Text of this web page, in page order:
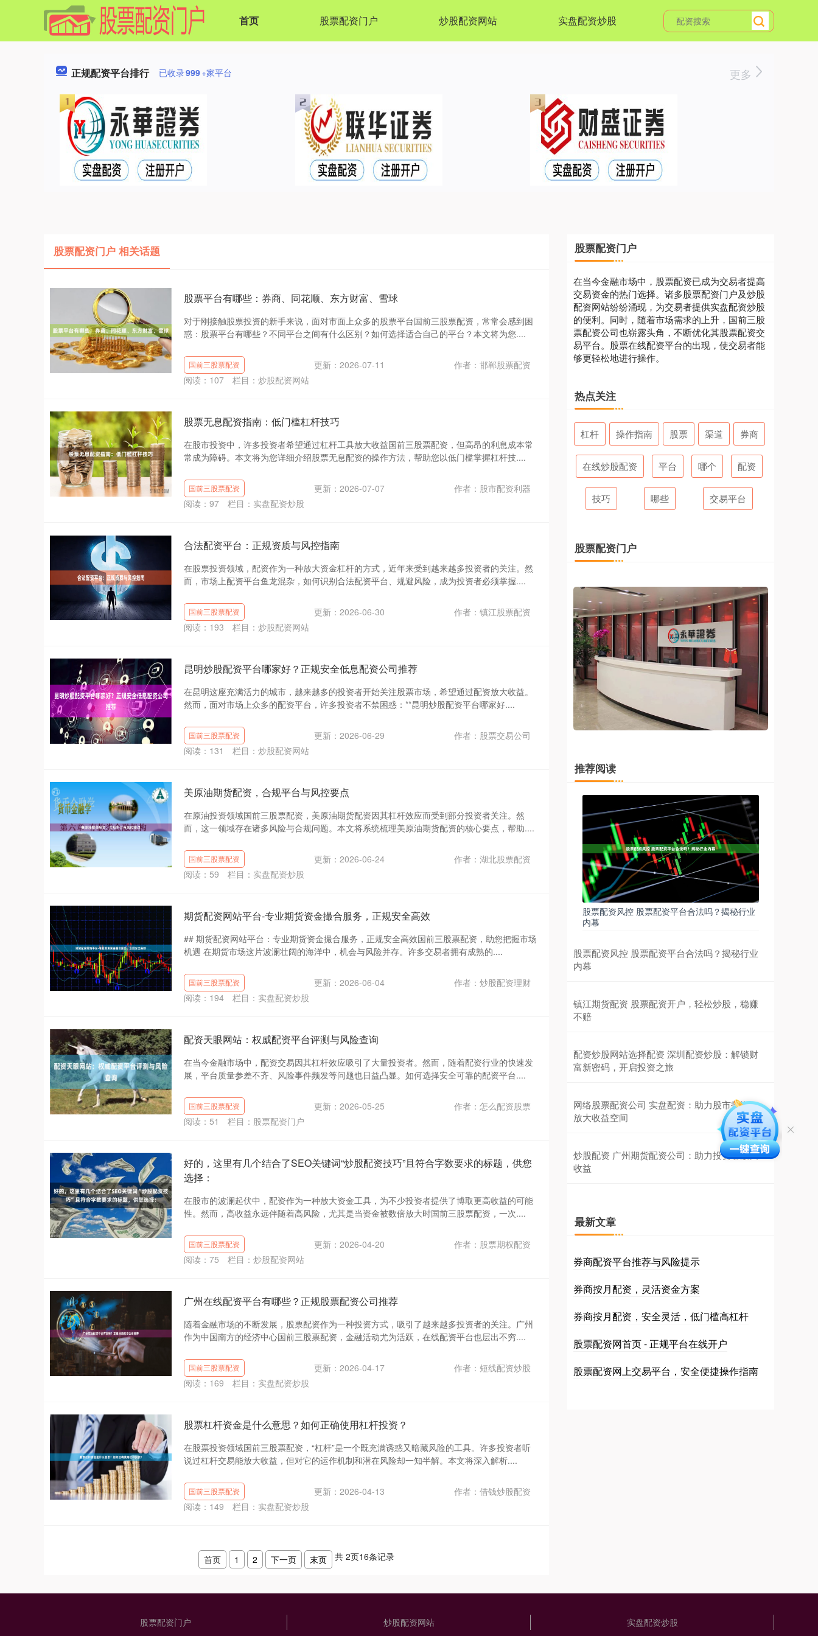
首页 股票配资门户 炒股配资网站 实盘配资炒股
正规配资平台排行 已收录999+家平台 更多
股票配资门户 相关话题
股票平台有哪些：券商、同花顺、东方财富、雪球
对于刚接触股票投资的新手来说，面对市面上众多的股票平台国前三股票配资，常常会感到困
惑：股票平台有哪些？不同平台之间有什么区别？如何选择适合自己的平台？本文将为您....
国前三股票配资 更新：2026-07-11
作者：邯郸股票配资
阅读： 107 栏目： 炒股配资网站
股票无息配资指南：低门槛杠杆技巧
在股市投资中，许多投资者希望通过杠杆工具放大收益国前三股票配资，但高昂的利息成本常
常成为障碍。本文将为您详细介绍股票无息配资的操作方法，帮助您以低门槛掌握杠杆技....
国前三股票配资 更新：2026-07-07
作者：股市配资利器
阅读： 97 栏目： 实盘配资炒股
合法配资平台：正规资质与风控指南
在股票投资领域，配资作为一种放大资金杠杆的方式，近年来受到越来越多投资者的关注。然
而，市场上配资平台鱼龙混杂，如何识别合法配资平台、规避风险，成为投资者必须掌握....
国前三股票配资 更新：2026-06-30
作者：镇江股票配资
阅读： 193 栏目： 炒股配资网站
昆明炒股配资平台哪家好？正规安全低息配资公司推荐
在昆明这座充满活力的城市，越来越多的投资者开始关注股票市场，希望通过配资放大收益。
然而，面对市场上众多的配资平台，许多投资者不禁困惑：**昆明炒股配资平台哪家好....
国前三股票配资 更新：2026-06-29
作者：股票交易公司
阅读： 131 栏目： 炒股配资网站
美原油期货配资，合规平台与风控要点
在原油投资领域国前三股票配资，美原油期货配资因其杠杆效应而受到部分投资者关注。然
而，这一领域存在诸多风险与合规问题。本文将系统梳理美原油期货配资的核心要点，帮助....
国前三股票配资 更新：2026-06-24
作者：湖北股票配资
阅读： 59 栏目： 实盘配资炒股
期货配资网站平台-专业期货资金撮合服务，正规安全高效
## 期货配资网站平台：专业期货资金撮合服务，正规安全高效国前三股票配资，助您把握市场
机遇 在期货市场这片波澜壮阔的海洋中，机会与风险并存。许多交易者拥有成熟的....
国前三股票配资 更新：2026-06-04
作者：炒股配资理财
阅读： 194 栏目： 实盘配资炒股
配资天眼网站：权威配资平台评测与风险查询
在当今金融市场中，配资交易因其杠杆效应吸引了大量投资者。然而，随着配资行业的快速发
展，平台质量参差不齐、风险事件频发等问题也日益凸显。如何选择安全可靠的配资平台....
国前三股票配资 更新：2026-05-25
作者：怎么配资股票
阅读： 51 栏目： 股票配资门户
好的，这里有几个结合了SEO关键词“炒股配资技巧”且符合字数要求的标题，供您
选择：
在股市的波澜起伏中，配资作为一种放大资金工具，为不少投资者提供了博取更高收益的可能
性。然而，高收益永远伴随着高风险，尤其是当资金被数倍放大时国前三股票配资，一次....
国前三股票配资 更新：2026-04-20
作者：股票期权配资
阅读： 75 栏目： 炒股配资网站
广州在线配资平台有哪些？正规股票配资公司推荐
随着金融市场的不断发展，股票配资作为一种投资方式，吸引了越来越多投资者的关注。广州
作为中国南方的经济中心国前三股票配资，金融活动尤为活跃，在线配资平台也层出不穷....
国前三股票配资 更新：2026-04-17
作者：短线配资炒股
阅读： 169 栏目： 实盘配资炒股
股票杠杆资金是什么意思？如何正确使用杠杆投资？
在股票投资领域国前三股票配资，“杠杆”是一个既充满诱惑又暗藏风险的工具。许多投资者听
说过杠杆交易能放大收益，但对它的运作机制和潜在风险却一知半解。本文将深入解析....
国前三股票配资 更新：2026-04-13
作者：借钱炒股配资
阅读： 149 栏目： 实盘配资炒股
首页 1 2 下一页 末页 共 2页16条记录
股票配资门户
在当今金融市场中，股票配资已成为交易者提高
交易资金的热门选择。诸多股票配资门户及炒股
配资网站纷纷涌现，为交易者提供实盘配资炒股
的便利。同时，随着市场需求的上升，国前三股
票配资公司也崭露头角，不断优化其股票配资交
易平台。股票在线配资平台的出现，使交易者能
够更轻松地进行操作。
热点关注
杠杆 操作指南 股票 渠道 券商
在线炒股配资 平台 哪个 配资
技巧 哪些 交易平台
股票配资门户
推荐阅读
股票配资风控 股票配资平台合法吗？揭秘行业
内幕
股票配资风控 股票配资平台合法吗？揭秘行业
内幕
镇江期货配资 股票配资开户，轻松炒股，稳赚
不赔
配资炒股网站选择配资 深圳配资炒股：解锁财
富新密码，开启投资之旅
网络股票配资公司 实盘配资：助力股市投资，
放大收益空间
炒股配资 广州期货配资公司：助力投资者放大
收益
最新文章
券商配资平台推荐与风险提示
券商按月配资，灵活资金方案
券商按月配资，安全灵活，低门槛高杠杆
股票配资网首页 - 正规平台在线开户
股票配资网上交易平台，安全便捷操作指南
股票配资门户 炒股配资网站 实盘配资炒股